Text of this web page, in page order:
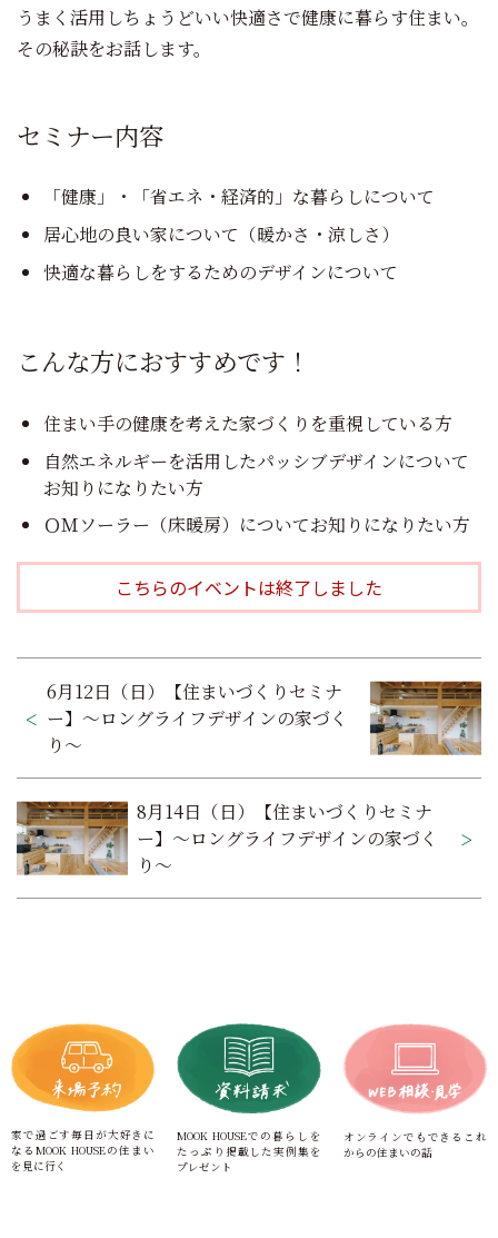
うまく活用しちょうどいい快適さで健康に暮らす住まい。
その秘訣をお話します。
セミナー内容
「健康」・「省エネ・経済的」な暮らしについて
居心地の良い家について（暖かさ・涼しさ）
快適な暮らしをするためのデザインについて
こんな方におすすめです！
住まい手の健康を考えた家づくりを重視している方
自然エネルギーを活用したパッシブデザインについて
お知りになりたい方
ＯＭソーラー（床暖房）についてお知りになりたい方
こちらのイベントは終了しました
投
稿
ビ
ゲ
ー
ン
6月12日（日）【住まいづくりセミナ
ー】～ロングライフデザインの家づく
り～
8月14日（日）【住まいづくりセミナ
ー】～ロングライフデザインの家づく
り～
家で過ごす毎日が大好きに
なるMOOK HOUSEの住まい
を見に行く
MOOK HOUSEでの暮らしを
たっぷり 掲載した実例集を
プレゼント
オンラインでもできる これ
からの住まいの話